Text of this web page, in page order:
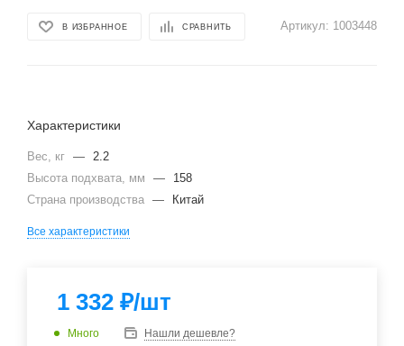
В ИЗБРАННОЕ СРАВНИТЬ Артикул: 1003448
Характеристики
Вес, кг — 2.2
Высота подхвата, мм
—
158
Страна производства — Китай
Все характеристики
1 332 ₽/шт
Много Нашли дешевле?